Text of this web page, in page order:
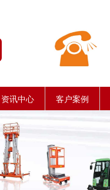
资讯中心 客户案例